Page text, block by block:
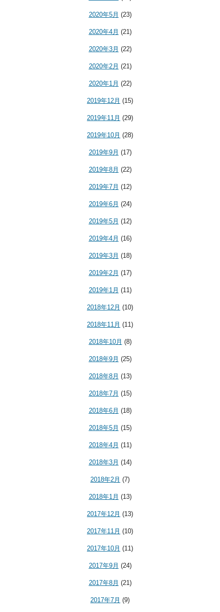
2020年5月 (23)
2020年4月 (21)
2020年3月 (22)
2020年2月 (21)
2020年1月 (22)
2019年12月 (15)
2019年11月 (29)
2019年10月 (28)
2019年9月 (17)
2019年8月 (22)
2019年7月 (12)
2019年6月 (24)
2019年5月 (12)
2019年4月 (16)
2019年3月 (18)
2019年2月 (17)
2019年1月 (11)
2018年12月 (10)
2018年11月 (11)
2018年10月 (8)
2018年9月 (25)
2018年8月 (13)
2018年7月 (15)
2018年6月 (18)
2018年5月 (15)
2018年4月 (11)
2018年3月 (14)
2018年2月 (7)
2018年1月 (13)
2017年12月 (13)
2017年11月 (10)
2017年10月 (11)
2017年9月 (24)
2017年8月 (21)
2017年7月 (9)